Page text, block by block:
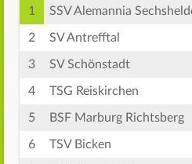
1 SSV Alemannia
2 SV Antrefftal
3 SV Schönstadt
4 TSG Reiskirchen
5 BSF Marburg Richtsberg
6 TSV Bicken